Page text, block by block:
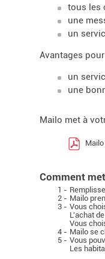
tous les
une
un
Avantages
un
une
Mailo met à
Comment
1 -
2 - Mailo
3 - Vous
L'achat
Vous
4 - Mailo se
5 - Vous
Les